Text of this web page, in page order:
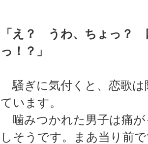
「え？ うわ、ちょっ？
っ！？」
騒ぎに気付くと、恋歌は
ています。
噛みつかれた男子は痛
しそうです。まあ当り前